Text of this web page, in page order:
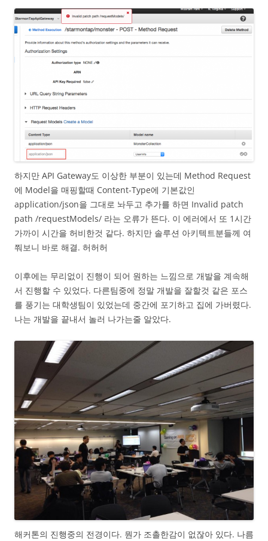
하지만 API Gateway도 이상한 부분이 있는데 Method Request
에 Model을 매핑할때 Content-Type에 기본값인
application/json을 그대로 놔두고 추가를 하면 Invalid patch
path /requestModels/ 라는 오류가 뜬다. 이 에러에서 또 1시간
가까이 시간을 허비한것 같다. 하지만 솔루션 아키텍트분들께 여
쭤보니 바로 해결. 허허허
이후에는 무리없이 진행이 되어 원하는 느낌으로 개발을 계속해
서 진행할 수 있었다. 다른팀중에 정말 개발을 잘할것 같은 포스
를 풍기는 대학생팀이 있었는데 중간에 포기하고 집에 가버렸다.
나는 개발을 끝내서 놀러 나가는줄 알았다.
해커톤의 진행중의 전경이다. 뭔가 조촐한감이 없잖아 있다. 나름